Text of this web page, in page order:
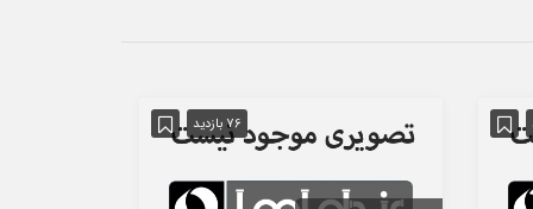
76 بازدید